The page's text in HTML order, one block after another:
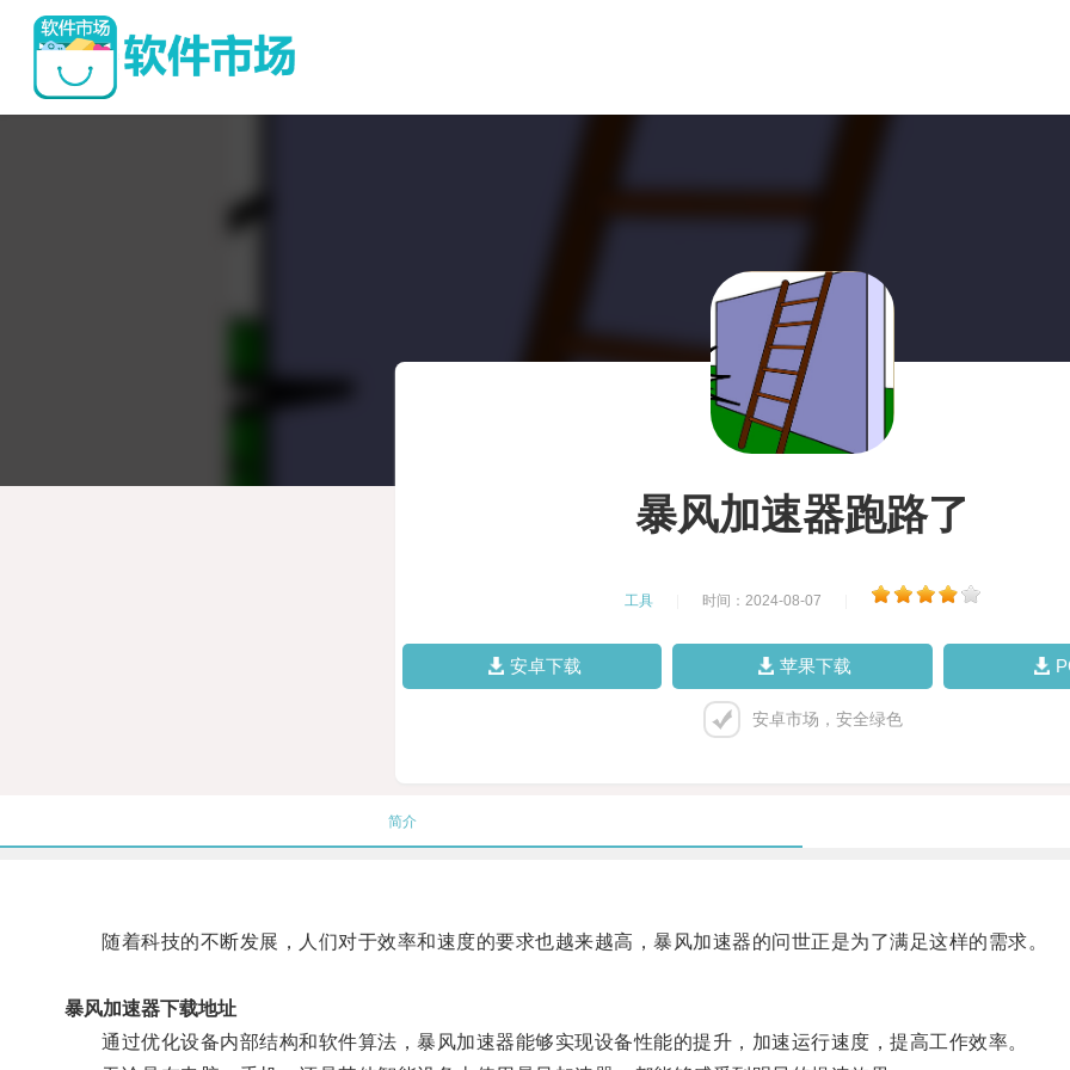
暴风加速器跑路了
工具 时间：2024-08-07
安卓下载 苹果下载
安卓市场，安全绿色
简介
随着科技的不断发展，人们对于效率和速度的要求也越来越高，暴风加速器的问世正是为了满足这样的需求。
暴风加速器下载地址
通过优化设备内部结构和软件算法，暴风加速器能够实现设备性能的提升，加速运行速度，提高工作效率。